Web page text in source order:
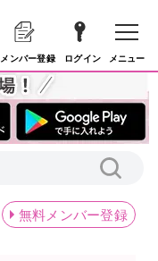
メンバー登録 ログイン メニュー
無料メンバー登録